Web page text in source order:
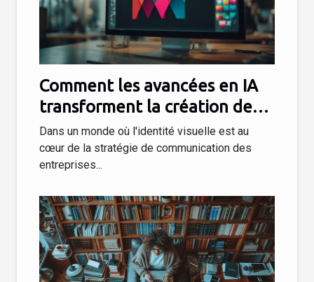
Comment les avancées en IA
transforment la création de
logos
Dans un monde où l'identité visuelle est au
cœur de la stratégie de communication des
entreprises...